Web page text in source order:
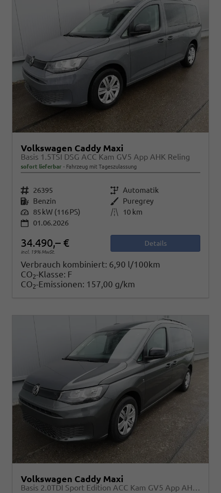
Volkswagen Caddy Maxi
Basis 1.5TSI DSG ACC Kam GV5 App AHK Reling
sofort lieferbar Fahrzeug mit Tageszulassung
Fahrzeugnr. 26395 Getriebe Automatik
Kraftstoff Benzin Außenfarbe Puregrey
Leistung 85 kW (116 PS) Kilometerstand
10 km
01.06.2026
34.490,– €
incl. 19% MwSt.
Details
Verbrauch kombiniert: 6,90 l/100km
CO2-Klasse: F
CO2-Emissionen: 157,00 g/km
Volkswagen Caddy Maxi
Basis 2.0TDI Sport Edition ACC Kam GV5 App AHK Reling